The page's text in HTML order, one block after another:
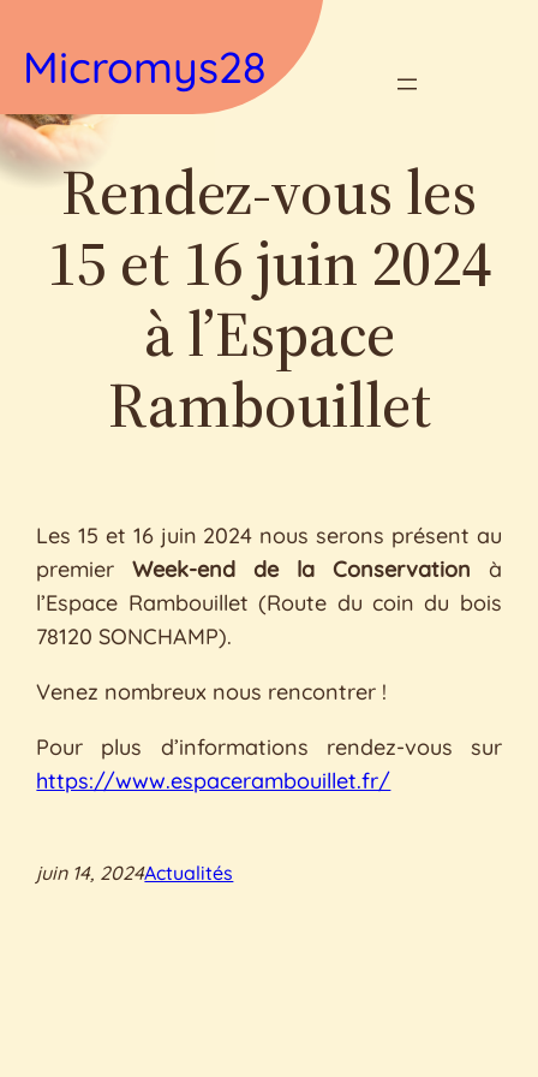
au
contenu
Micromys28
Rendez-vous les
15 et 16 juin 2024
à l’Espace
Rambouillet
Les 15 et 16 juin 2024 nous serons présent au
premierWeek-end de la Conservation à
l’Espace Rambouillet (Route du coin du bois
78120 SONCHAMP).
Venez nombreux nous rencontrer !
Pour plus d’informations rendez-vous sur
https://www.espacerambouillet.fr/
juin 14, 2024Actualités